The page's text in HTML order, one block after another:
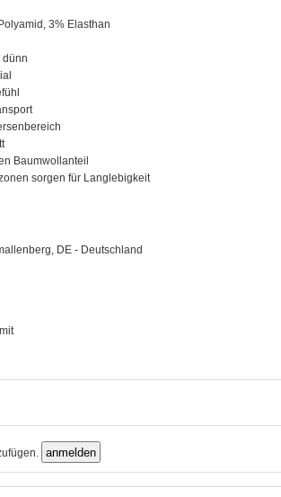
3% Elasthan
dünn
Baumwollanteil
sorgen für Langlebigkeit
DE - Deutschland